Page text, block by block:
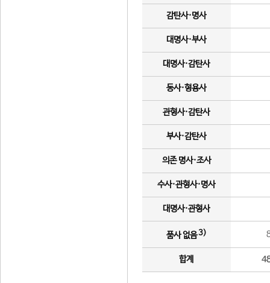
감탄사·명사
대명사·부사
대명사·감탄사
동사·형용사
관형사·감탄사
부사·감탄사
의존 명사·조사
수사·관형사·명사
대명사·관형사
품사 없음3)
합계